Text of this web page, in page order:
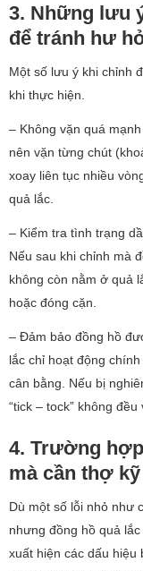
3. Những lưu
để tránh hư
Một số lưu ý khi chỉnh
khi thực hiện.
– Không vặn quá
nên vặn từng chút
xoay liên tục nhiều
quả lắc.
– Kiểm tra tình trạng
Nếu sau khi chỉnh mà
không còn nằm ở quả
hoặc đóng cặn.
– Đảm bảo đồng hồ
lắc chỉ hoạt động
cân bằng. Nếu bị
“tick – tock” không
4. Trường
mà cần thợ
Dù một số lỗi nhỏ như
nhưng đồng hồ quả
xuất hiện các dấu